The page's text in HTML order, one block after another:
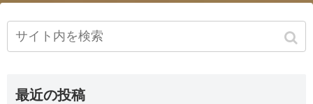
最近の投稿